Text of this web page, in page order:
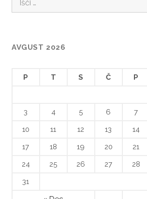
AVGUST 2026
P T S Č P
3
4 5 6 7
10
11 12 13 14
17
18 19 20 21
24
25 26 27 28
31